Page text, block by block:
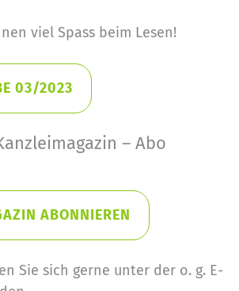
viel Spass beim Lesen!
03/2023
– Abo
ABONNIEREN
Sie sich gerne unter der o. g. E-